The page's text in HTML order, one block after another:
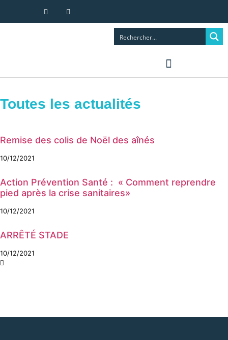
Toutes les actualités
Remise des colis de Noël des aînés
10/12/2021
Action Prévention Santé : « Comment reprendre
pied après la crise sanitaires»
10/12/2021
ARRÊTÉ STADE
10/12/2021